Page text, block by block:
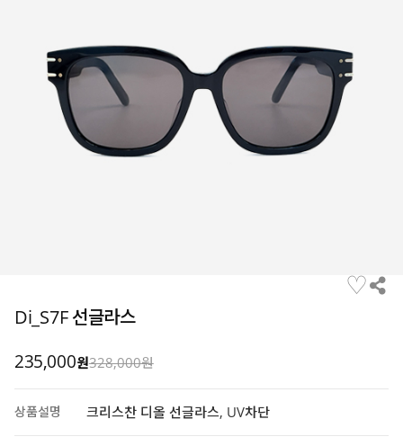
♡
Di_S7F 선글라스
235,000원328,000원
상품설명 크리스찬 디올 선글라스, UV차단